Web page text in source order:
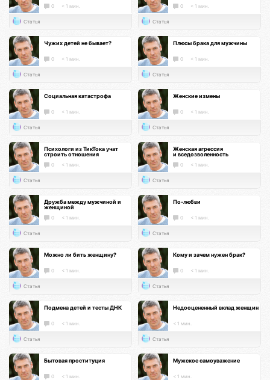
0 < 1 мин.
Статья
0 < 1 мин.
Статья
Чужих детей не бывает?
0 < 1 мин.
Статья
Плюсы брака для мужчины
0 < 1 мин.
Статья
Социальная катастрофа
0 < 1 мин.
Статья
Женские измены
0 < 1 мин.
Статья
Психологи из ТикТока учат
строить отношения
0 < 1 мин.
Статья
Женская агрессия
и вседозволенность
0 < 1 мин.
Статья
Дружба между мужчиной и
женщиной
0 < 1 мин.
Статья
По-любви
0 < 1 мин.
Статья
Можно ли бить женщину?
0 < 1 мин.
Статья
Кому и зачем нужен брак?
0 < 1 мин.
Статья
Подмена детей и тесты ДНК
0 < 1 мин.
Статья
Недооцененный вклад женщин
< 1 мин.
Статья
Бытовая проституция
0 < 1 мин.
Мужское самоуважение
< 1 мин.